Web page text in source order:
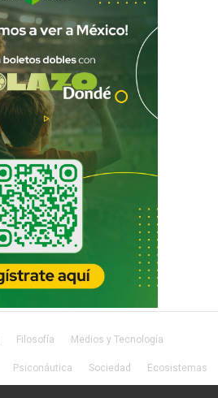
Filosofía Medios y Tecnología
Psiconáutica Sociedad Ecosistemas